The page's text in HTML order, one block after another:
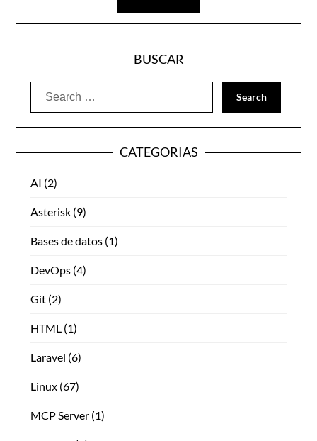
BUSCAR
CATEGORIAS
AI (2)
Asterisk (9)
Bases de datos (1)
DevOps (4)
Git (2)
HTML (1)
Laravel (6)
Linux (67)
MCP Server (1)